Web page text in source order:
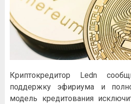
Криптокредитор Ledn
поддержку эфириума и
модель кредитования